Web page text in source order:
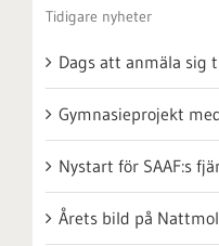
Tidigare nyheter
Dags att anmäla sig
Gymnasieprojekt
Nystart för SAAF:s
Årets bild på